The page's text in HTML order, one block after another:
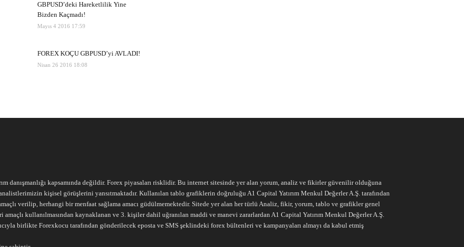
GBPUSD’deki Hareketlilik Yine
Bizden Kaçmadı!
Mayıs 4 2016 17:59
FOREX KOÇU GBPUSD’yi AVLADI!
Nisan 26 2016 18:08
danışmanlığı kapsamında değildir. Forex piyasaları risklidir. Bu internet sitesinde yer alan yorum, analiz ve fikirler güvenilir olduğuna
kişisel görüşlerini yansıtmaktadır. Kullanılan tablo grafiklerin doğruluğu A1 Capital Yatırım Menkul Değerler A.Ş. tarafından
verilip, herhangi bir menfaat sağlama amacı güdülmemektedir. Sitede yer alan her türlü Analiz, fikir, yorum, tablo ve grafikler genel
kullanılmasından kaynaklanan ve 3. kişiler dahil uğranılan maddi ve manevi zararlardan A1 Capital Yatırım Menkul Değerler A.Ş.
birlikte Forexkocu tarafından gönderilecek eposta ve SMS şeklindeki forex bültenleri ve kampanyaları almayı da kabul etmiş